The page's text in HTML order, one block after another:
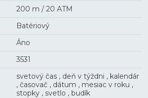
200 m / 20 ATM
Batériový
Áno
3531
svetový čas , deň v týždni , kalendár
, časovač , dátum , mesiac v roku ,
stopky , svetlo , budík